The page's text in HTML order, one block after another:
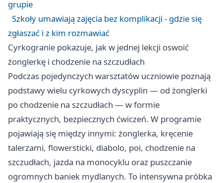
grupie
Szkoły umawiają zajęcia bez komplikacji - gdzie się
zgłaszać i z kim rozmawiać
Cyrkogranie pokazuje, jak w jednej lekcji oswoić
żonglerkę i chodzenie na szczudłach
Podczas pojedynczych warsztatów uczniowie poznają
podstawy wielu cyrkowych dyscyplin — od żonglerki
po chodzenie na szczudłach — w formie
praktycznych, bezpiecznych ćwiczeń. W programie
pojawiają się między innymi: żonglerka, kręcenie
talerzami, flowersticki, diabolo, poi, chodzenie na
szczudłach, jazda na monocyklu oraz puszczanie
ogromnych baniek mydlanych. To intensywna próbka